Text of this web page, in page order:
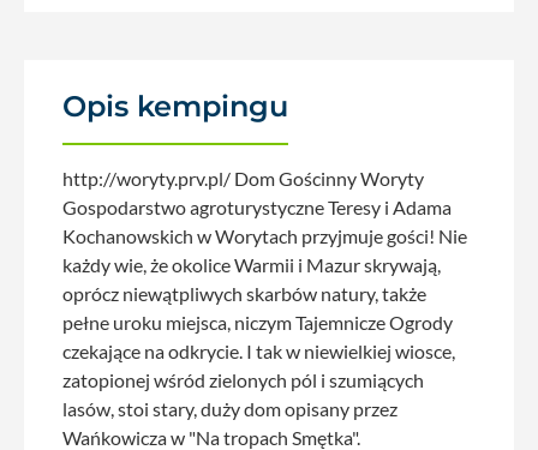
Opis kempingu
http://woryty.prv.pl/ Dom Gościnny Woryty
Gospodarstwo agroturystyczne Teresy i Adama
Kochanowskich w Worytach przyjmuje gości! Nie
każdy wie, że okolice Warmii i Mazur skrywają,
oprócz niewątpliwych skarbów natury, także
pełne uroku miejsca, niczym Tajemnicze Ogrody
czekające na odkrycie. I tak w niewielkiej wiosce,
zatopionej wśród zielonych pól i szumiących
lasów, stoi stary, duży dom opisany przez
Wańkowicza w "Na tropach Smętka".